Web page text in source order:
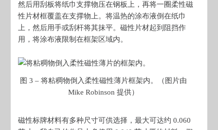
然后用刮板将纸巾支撑物压在钢板上，再将一圈柔性磁
性片材框覆盖在支撑物上。将温热的涂布液倒在纸巾
上，然后用手或刮杆将其抹平。磁性片材起到阻挡作
用，将涂布液限制在框架区域内。
图 3 – 将粘稠物倒入柔性磁性薄片框架内。（图片由
Mike Robinson 提供）
磁性标牌材料有多种尺寸可供选择，最大可达约 0.060